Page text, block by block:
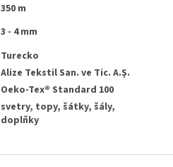
350 m
3 - 4 mm
Turecko
Alize Tekstil San. ve Tic. A.Ş.
Oeko-Tex® Standard 100
svetry, topy, šátky, šály,
doplňky